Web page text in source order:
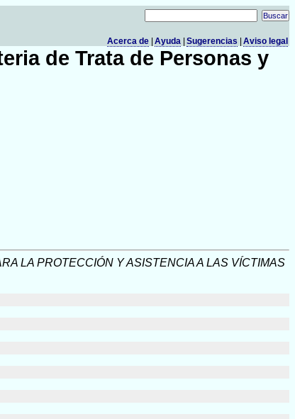
Aviso legal
Sugerencias
Ayuda
Acerca de
de Trata de Personas y
LA PROTECCIÓN Y ASISTENCIA A LAS VÍCTIMAS